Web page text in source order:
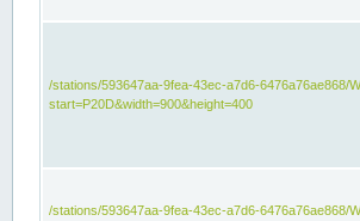
/stations/593647aa-9fea-43ec-a7d6-6476a76ae868/
start=P20D&width=900&height=400
/stations/593647aa-9fea-43ec-a7d6-6476a76ae868/